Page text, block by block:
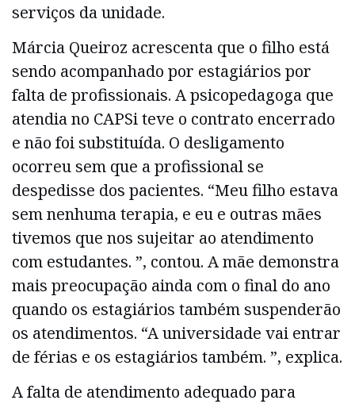
serviços da unidade.
Márcia Queiroz acrescenta que o filho está
sendo acompanhado por estagiários por
falta de profissionais. A psicopedagoga que
atendia no CAPSi teve o contrato encerrado
e não foi substituída. O desligamento
ocorreu sem que a profissional se
despedisse dos pacientes. “Meu filho estava
sem nenhuma terapia, e eu e outras mães
tivemos que nos sujeitar ao atendimento
com estudantes. ”, contou. A mãe demonstra
mais preocupação ainda com o final do ano
quando os estagiários também suspenderão
os atendimentos. “A universidade vai entrar
de férias e os estagiários também. ”, explica.
A falta de atendimento adequado para